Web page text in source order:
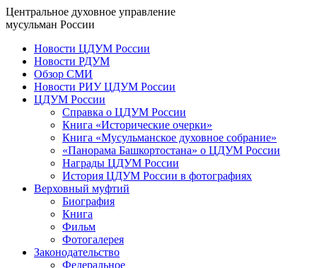
Центральное духовное управление
мусульман России
Новости ЦДУМ России
Новости РДУМ
Обзор СМИ
Новости РИУ ЦДУМ России
ЦДУМ России
Справка о ЦДУМ России
Книга «Исторические очерки»
Книга «Мусульманское духовное собрание»
«Панорама Башкортостана» о ЦДУМ России
Награды ЦДУМ России
История ЦДУМ России в фотографиях
Верховный муфтий
Биография
Книга
Фильм
Фотогалерея
Законодательство
Федеральное